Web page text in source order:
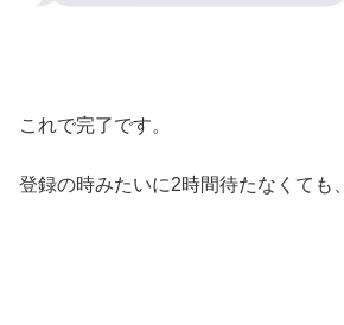
これで完了です。
登録の時みたいに2時間待たなくても、